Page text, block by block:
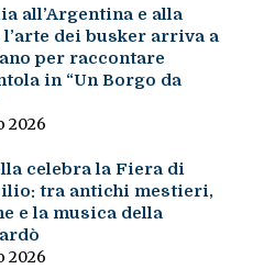
all’Argentina e alla
dei busker arriva a
per raccontare
in “Un Borgo da
2026
celebra la Fiera di
tra antichi mestieri,
e la musica della
2026